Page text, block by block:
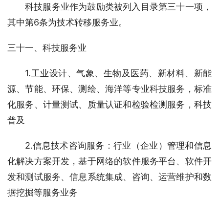
科技服务业作为鼓励类被列入目录第三十一项，
其中第6条为技术转移服务业。
三十一、科技服务业
1.工业设计、气象、生物及医药、新材料、新能
源、节能、环保、测绘、海洋等专业科技服务，标准
化服务、计量测试、质量认证和检验检测服务，科技
普及
2.信息技术咨询服务：行业（企业）管理和信息
化解决方案开发，基于网络的软件服务平台、软件开
发和测试服务、信息系统集成、咨询、运营维护和数
据挖掘等服务业务